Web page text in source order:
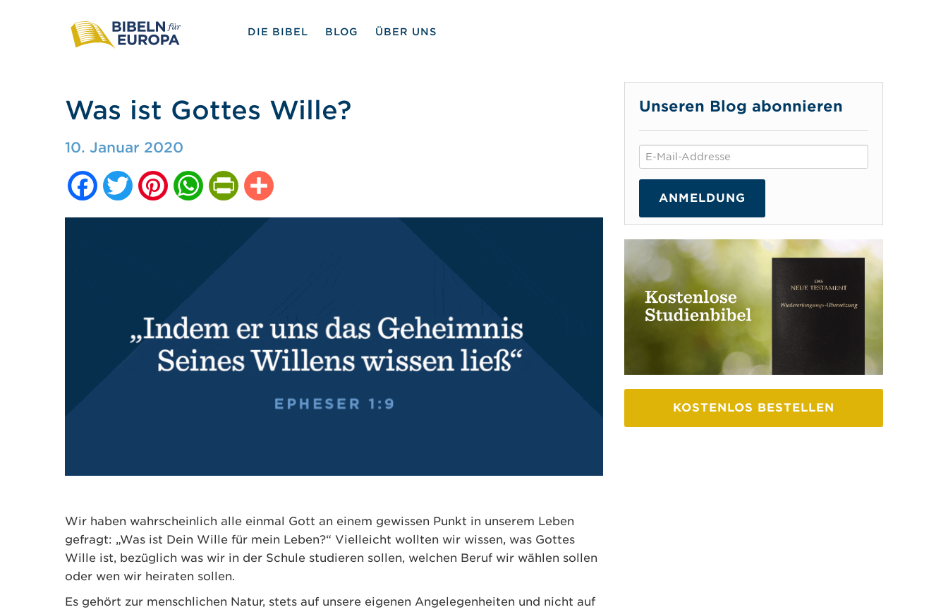
DIE BIBEL BLOG ÜBER UNS
Was ist Gottes Wille?
10. Januar 2020
FacebookTwitterPinterestWhatsAppPrintFriendly
Wir haben wahrscheinlich alle einmal Gott an einem gewissen Punkt in unserem Leben
gefragt: „Was ist Dein Wille für mein Leben?“ Vielleicht wollten wir wissen, was Gottes
Wille ist, bezüglich was wir in der Schule studieren sollen, welchen Beruf wir wählen sollen
oder wen wir heiraten sollen.
Es gehört zur menschlichen Natur, stets auf unsere eigenen Angelegenheiten und nicht auf
Unseren Blog abonnieren
ANMELDUNG
KOSTENLOS BESTELLEN